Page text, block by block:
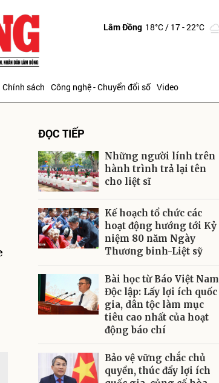
Lâm Đồng 18°C/ 17 - 22°C
Chính sách Công nghệ - Chuyển đổi số Video
ĐỌC TIẾP
Những người lính trên
hành trình trả lại tên
cho liệt sĩ
Kế hoạch tổ chức các
hoạt động hướng tới Kỷ
niệm 80 năm Ngày
Thương binh-Liệt sỹ
Bài học từ Báo Việt Nam
Độc lập: Lấy lợi ích quốc
gia, dân tộc làm mục
tiêu cao nhất của hoạt
động báo chí
Bảo vệ vững chắc chủ
quyền, thúc đẩy lợi ích
Gửi